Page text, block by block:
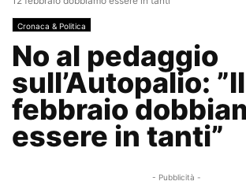
Cronaca & Politica
No al pedaggio
sull’Autopalio:
febbraio
essere in tanti”
- Pubblicità -